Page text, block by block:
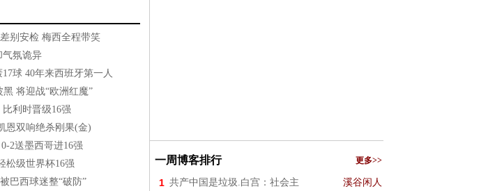
别安检 梅西全程带笑
气氛诡异
球 40年来西班牙第一人
将迎战“欧洲红魔”
利时晋级16强
恩双响绝杀刚果(金)
2送墨西哥进16强
松级世界杯16强
巴西球迷整“破防”
一周博客排行 更多>>
1 共产中国是垃圾.白宫：社会主 溪谷闲人